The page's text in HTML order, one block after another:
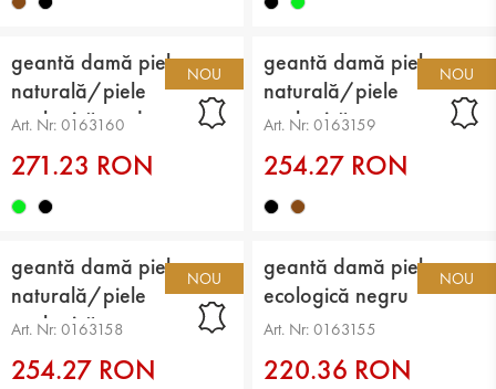
NOU
geantă damă piele
naturală/piele
ecologică verde
Art. Nr: 0163160
271.23 RON
NOU
geantă damă piele
naturală/piele
ecologică negru
Art. Nr: 0163159
254.27 RON
NOU
geantă damă piele
naturală/piele
ecologică maro
Art. Nr: 0163158
254.27 RON
NOU
geantă damă piele
ecologică negru
Art. Nr: 0163155
220.36 RON